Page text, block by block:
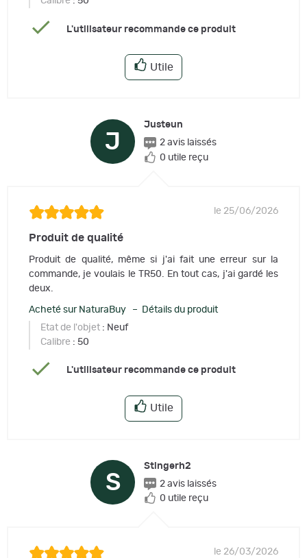
L'utilisateur recommande ce produit
Utile
J
Justeun
2 avis laissés
0 utile reçu
le 25/06/2026
Produit de qualité
Produit de qualité, même si j'ai fait une erreur sur la
commande, je voulais le TR50. En tout cas, j'ai gardé les
deux.
Acheté sur NaturaBuy – Détails du produit
Etat de l'objet : Neuf
Calibre : 50
L'utilisateur recommande ce produit
Utile
S
Stingerh2
2 avis laissés
0 utile reçu
le 26/03/2026